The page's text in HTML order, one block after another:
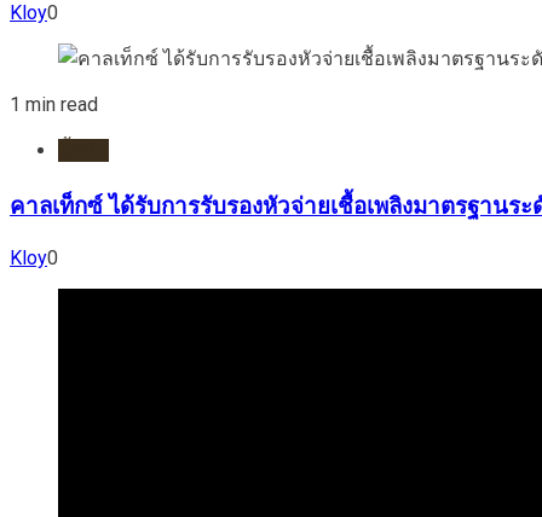
Kloy0
1 min read
คาลเท็กซ์ ได้รับการรับรองหัวจ่ายเชื้อเพลิงมาตรฐาน
Kloy0